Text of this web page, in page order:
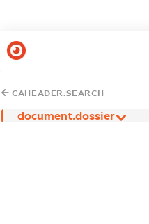
CAHEADER.SEARCH
document.dossier